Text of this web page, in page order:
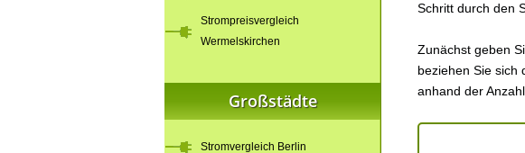
Schritt durch den
Zunächst geben
beziehen Sie sich
anhand der
Strompreisvergleich
Wermelskirchen
Großstädte
Stromvergleich Berlin